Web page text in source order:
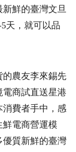
鮮的臺灣文旦
天，就可以品
農友李來錫先
商試直送星港
費者手中，感
電商營運模
質新鮮的臺灣